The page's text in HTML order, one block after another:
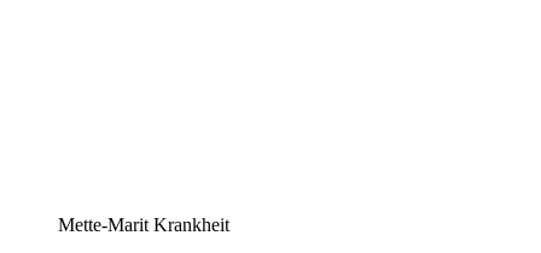
Mette-Marit Krankheit